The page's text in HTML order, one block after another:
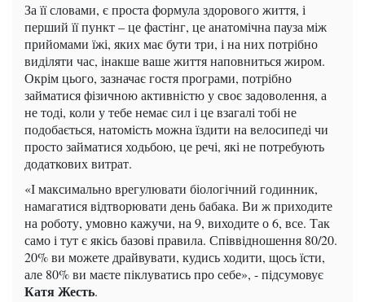
За її словами, є проста формула здорового життя, і
перший її пункт – це фастінг, це анатомічна пауза між
прийомами їжі, яких має бути три, і на них потрібно
виділяти час, інакше ваше життя наповниться жиром.
Окрім цього, зазначає гостя програми, потрібно
займатися фізичною активністю у своє задоволення, а
не тоді, коли у тебе немає сил і це взагалі тобі не
подобається, натомість можна їздити на велосипеді чи
просто займатися ходьбою, це речі, які не потребують
додаткових витрат.
«І максимально врегулювати біологічний годинник,
намагатися відтворювати день бабака. Ви ж приходите
на роботу, умовно кажучи, на 9, виходите о 6, все. Так
само і тут є якісь базові правила. Співвідношення 80/20.
20% ви можете драйвувати, кудись ходити, щось їсти,
але 80% ви маєте піклуватись про себе», - підсумовує
Катя Жесть.